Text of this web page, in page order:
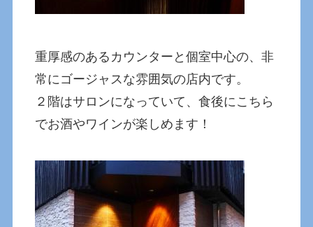
重厚感のあるカウンターと個室中心の、非
常にゴージャスな雰囲気の店内です。
２階はサロンになっていて、食後にこちら
でお酒やワインが楽しめます！